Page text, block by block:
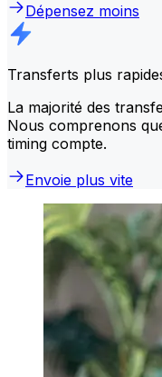
Dépensez moins
Transferts plus
La majorité des
Nous comprenons
timing compte.
Envoie plus vite